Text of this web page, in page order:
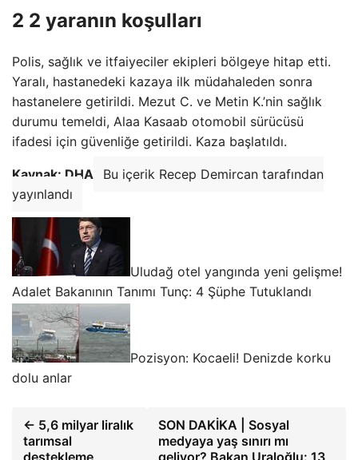
2 2 yaranın koşulları
Polis, sağlık ve itfaiyeciler ekipleri bölgeye hitap etti.
Yaralı, hastanedeki kazaya ilk müdahaleden sonra
hastanelere getirildi. Mezut C. ve Metin K.’nin sağlık
durumu temeldi, Alaa Kasaab otomobil sürücüsü
ifadesi için güvenliğe getirildi. Kaza başlatıldı.
Kaynak: DHA
Bu içerik Recep Demircan tarafından
yayınlandı
Uludağ otel yangında yeni gelişme!
Adalet Bakanının Tanımı Tunç: 4 Şüphe Tutuklandı
Pozisyon: Kocaeli! Denizde korku
dolu anlar
← 5,6 milyar liralık
tarımsal
destekleme
SON DAKİKA | Sosyal
medyaya yaş sınırı mı
geliyor? Bakan Uraloğlu: 13